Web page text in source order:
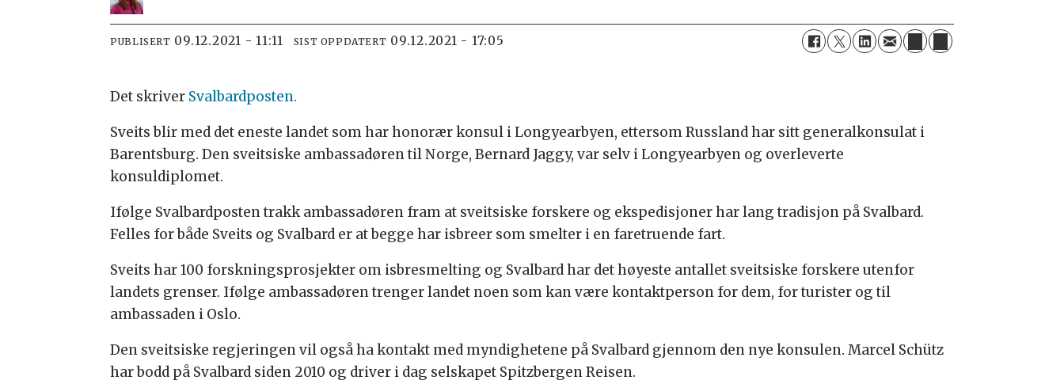
PUBLISERT 09.12.2021 - 11:11 SIST OPPDATERT 09.12.2021 - 17:05
Det skriver Svalbardposten.
Sveits blir med det eneste landet som har honorær konsul i Longyearbyen, ettersom Russland har sitt generalkonsulat i
Barentsburg. Den sveitsiske ambassadøren til Norge, Bernard Jaggy, var selv i Longyearbyen og overleverte
konsuldiplomet.
Ifølge Svalbardposten trakk ambassadøren fram at sveitsiske forskere og ekspedisjoner har lang tradisjon på Svalbard.
Felles for både Sveits og Svalbard er at begge har isbreer som smelter i en faretruende fart.
Sveits har 100 forskningsprosjekter om isbresmelting og Svalbard har det høyeste antallet sveitsiske forskere utenfor
landets grenser. Ifølge ambassadøren trenger landet noen som kan være kontaktperson for dem, for turister og til
ambassaden i Oslo.
Den sveitsiske regjeringen vil også ha kontakt med myndighetene på Svalbard gjennom den nye konsulen. Marcel Schütz
har bodd på Svalbard siden 2010 og driver i dag selskapet Spitzbergen Reisen.